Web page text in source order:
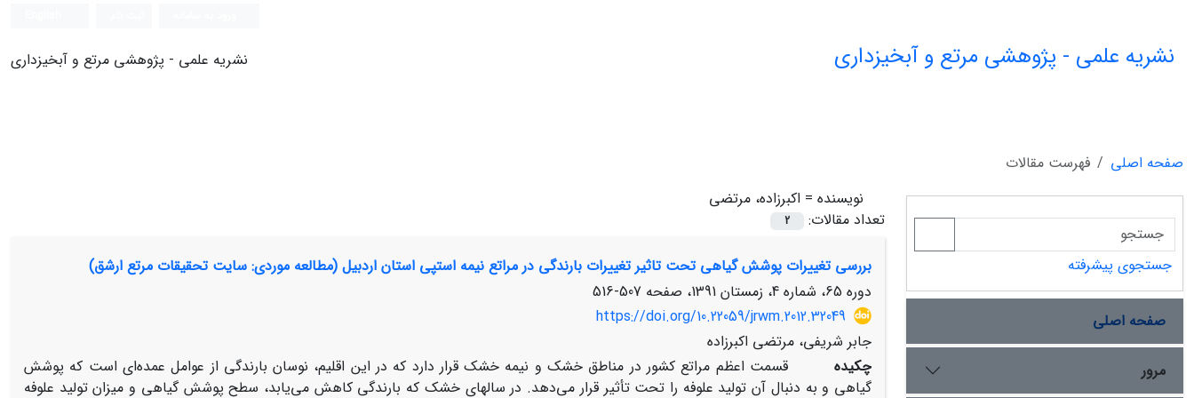
نشریه علمی - پژوهشی مرتع و آبخیزداری نشریه علمی - پژوهشی مرتع و آبخیزداری
صفحه اصلی
فهرست مقالات
نویسنده = اکبرزاده، مرتضی
تعداد مقالات:
2
بررسی تغییرات پوشش گیاهی تحت تاثیر تغییرات بارندگی در مراتع نیمه استپی استان اردبیل (مطالعه موردی: سایت تحقیقات مرتع ارشق)
دوره 65، شماره 4، زمستان 1391، صفحه
507-516
https://doi.org/10.22059/jrwm.2012.32049
جابر شریفی، مرتضی اکبرزاده
چکیده
قسمت اعظم مراتع کشور در مناطق خشک و نیمه خشک قرار دارد که در این اقلیم، نوسان بارندگی از عوامل عمده‌ای است که پوشش
گیاهی و به دنبال آن تولید علوفه را تحت تأثیر قرار می‌دهد. در سال‏های خشک که بارندگی کاهش می‏‌یابد، سطح پوشش گیاهی و میزان تولید علوفه
جستجوی پیشرفته
صفحه اصلی
مرور